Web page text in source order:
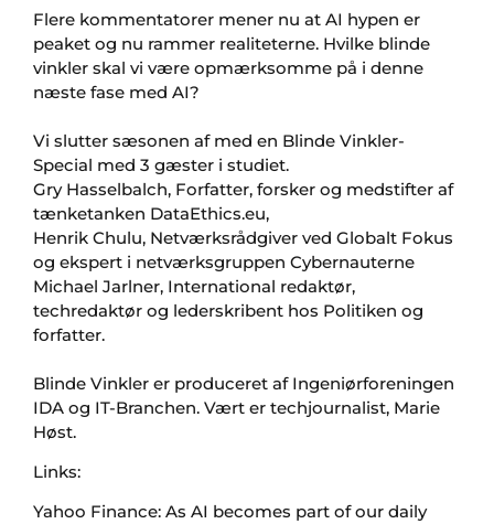
Flere kommentatorer mener nu at AI hypen er
peaket og nu rammer realiteterne. Hvilke blinde
vinkler skal vi være opmærksomme på i denne
næste fase med AI?
Vi slutter sæsonen af med en Blinde Vinkler-
Special med 3 gæster i studiet.
Gry Hasselbalch, Forfatter, forsker og medstifter af
tænketanken DataEthics.eu,
Henrik Chulu, Netværksrådgiver ved Globalt Fokus
og ekspert i netværksgruppen Cybernauterne
Michael Jarlner, International redaktør,
techredaktør og lederskribent hos Politiken og
forfatter.
Blinde Vinkler er produceret af Ingeniørforeningen
IDA og IT-Branchen. Vært er techjournalist, Marie
Høst.
Links:
Yahoo Finance: As AI becomes part of our daily